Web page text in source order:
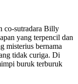
co-sutradara Billy
yang terpencil dan
misterius bernama
tidak curiga. Di
buruk terburuk